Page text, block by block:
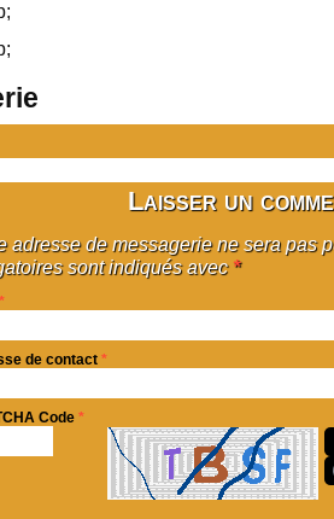
Laisser un
adresse de messagerie ne sera pas
sont indiqués avec *
*
de contact *
Code *